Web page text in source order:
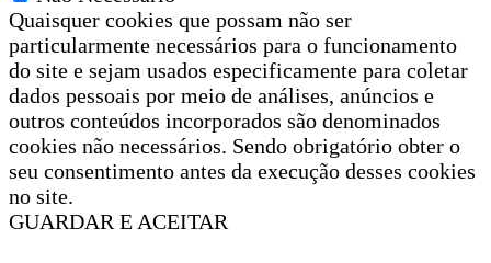
Quaisquer cookies que possam não ser
particularmente necessários para o funcionamento
do site e sejam usados especificamente para coletar
dados pessoais por meio de análises, anúncios e
outros conteúdos incorporados são denominados
cookies não necessários. Sendo obrigatório obter o
seu consentimento antes da execução desses cookies
no site.
GUARDAR E ACEITAR